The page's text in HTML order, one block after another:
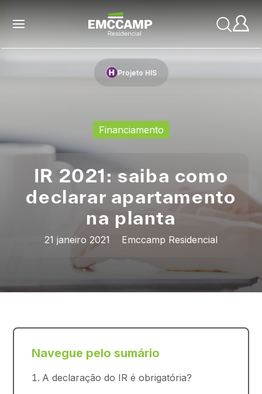
Projeto HIS
Financiamento
IR 2021: saiba como
declarar apartamento
na planta
21 janeiro 2021 Emccamp Residencial
Navegue pelo sumário
A declaração do IR é obrigatória?